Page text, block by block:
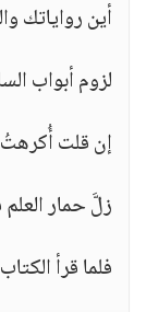
أين رواياتك
لزوم أبواب
إن قلت أُكرهتُ
زلَّ حمار
فلما قرأ